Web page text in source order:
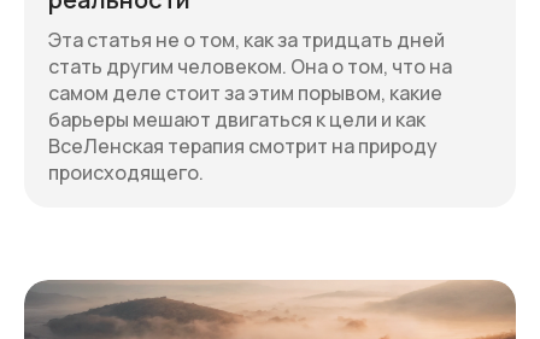
Эта статья не о том, как за тридцать дней
стать другим человеком. Она о том, что на
самом деле стоит за этим порывом, какие
барьеры мешают двигаться к цели и как
ВсеЛенская терапия смотрит на природу
происходящего.